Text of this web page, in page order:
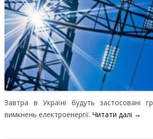
Завтра в Україні будуть застосовані
вимкнень електроенергії. Читати далі →